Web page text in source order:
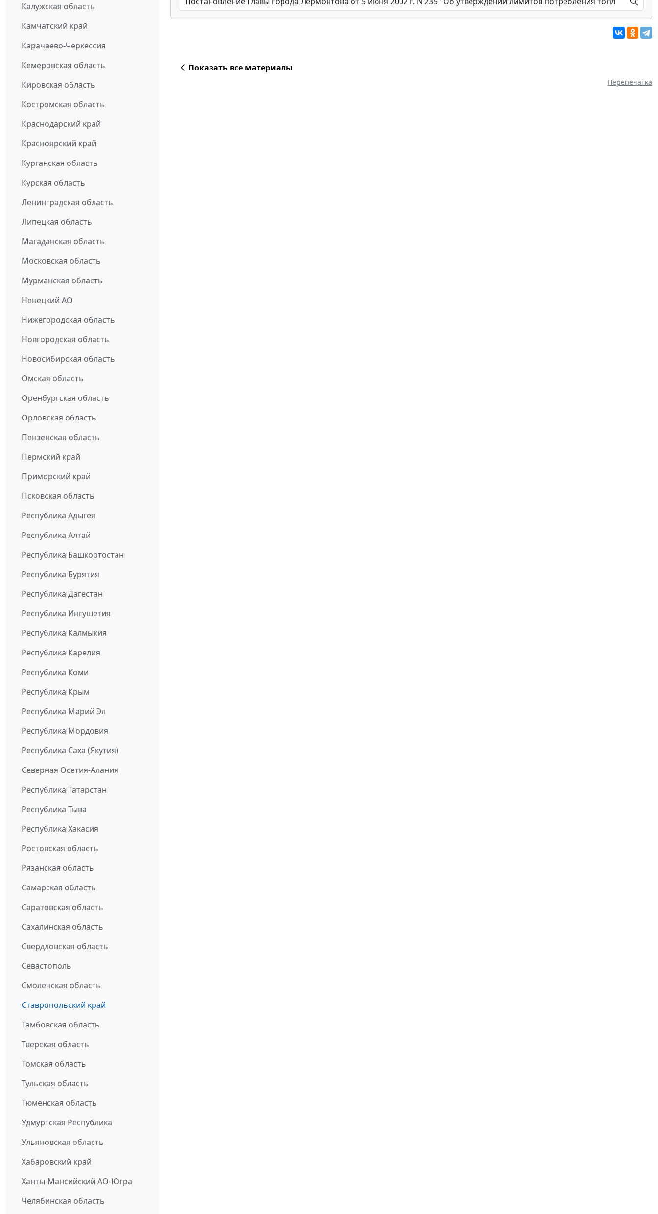
Калужская область
Камчатский край
Карачаево-Черкессия
Кемеровская область
Кировская область
Костромская область
Краснодарский край
Красноярский край
Курганская область
Курская область
Ленинградская область
Липецкая область
Магаданская область
Московская область
Мурманская область
Ненецкий АО
Нижегородская область
Новгородская область
Новосибирская область
Омская область
Оренбургская область
Орловская область
Пензенская область
Пермский край
Приморский край
Псковская область
Республика Адыгея
Республика Алтай
Республика Башкортостан
Республика Бурятия
Республика Дагестан
Республика Ингушетия
Республика Калмыкия
Республика Карелия
Республика Коми
Республика Крым
Республика Марий Эл
Республика Мордовия
Республика Саха (Якутия)
Северная Осетия-Алания
Республика Татарстан
Республика Тыва
Республика Хакасия
Ростовская область
Рязанская область
Самарская область
Саратовская область
Сахалинская область
Свердловская область
Севастополь
Смоленская область
Ставропольский край
Тамбовская область
Тверская область
Томская область
Тульская область
Тюменская область
Удмуртская Республика
Ульяновская область
Хабаровский край
Ханты-Мансийский АО-Югра
Челябинская область
Показать все материалы
Перепечатка